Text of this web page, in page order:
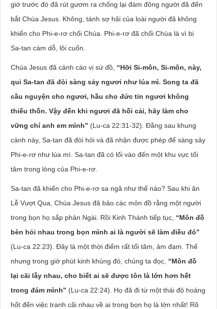
giờ trước đó đã rút gươm ra chống lại đám đông người đã đến
bắt Chúa Jesus. Không, tánh sợ hãi của loài người đã không
khiến cho Phi-e-rơ chối Chúa. Phi-e-rơ đã chối Chúa là vì bị
Sa-tan cám dỗ, lôi cuốn.
Chúa Jesus đã cảnh cáo vị sứ đồ, “Hỡi Si-môn, Si-môn, này,
quỉ Sa-tan đã đòi sàng sảy ngươi như lúa mì. Song ta đã
cầu nguyện cho ngươi, hầu cho đức tin ngươi không
thiếu thốn. Vậy đến khi ngươi đã hối cải, hãy làm cho
vững chí anh em mình” (Lu-ca 22:31-32). Đằng sau khung
cảnh này, Sa-tan đã đòi hỏi và đã nhận được phép để sàng sảy
Phi-e-rơ như lúa mì. Sa-tan đã có lối vào đến một khu vực tối
tăm trong lòng của Phi-e-rơ.
Sa-tan đã khiến cho Phi-e-rơ sa ngã như thế nào? Sau khi ăn
Lễ Vượt Qua, Chúa Jesus đã bảo các môn đồ rằng một người
trong bọn họ sắp phản Ngài. Rồi Kinh Thánh tiếp tục, “Môn đồ
bèn hỏi nhau trong bọn mình ai là người sẽ làm điều đó”
(Lu-ca 22:23). Đây là một thời điểm rất tối tăm, ảm đạm. Thế
nhưng trong giờ phút kinh khủng đó, chúng ta đọc, “Môn đồ
lại cãi lẫy nhau, cho biết ai sẽ được tôn là lớn hơn hết
trong đám mình” (Lu-ca 22:24). Họ đã đi từ một thái độ hoảng
hốt đến việc tranh cãi nhau về ai trong bọn họ là lớn nhất! Rõ